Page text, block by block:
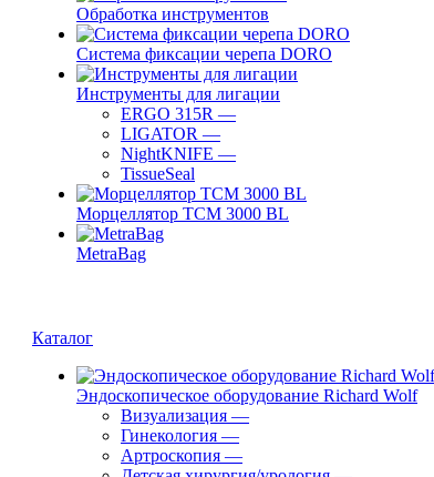
Обработка инструментов
Система фиксации черепа DORO
Инструменты для лигации
ERGO 315R —
LIGATOR —
NightKNIFE —
TissueSeal
Морцеллятор ТСМ 3000 BL
MetraBag
Каталог
Эндоскопическое оборудование Richard Wolf
Визуализация —
Гинекология —
Артроскопия —